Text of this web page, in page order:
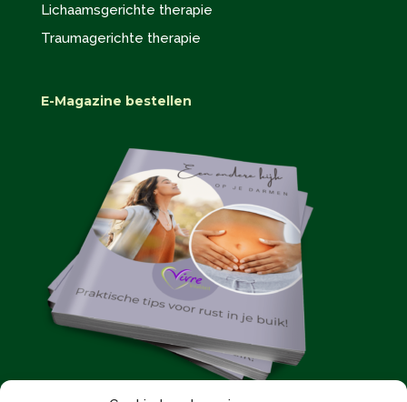
Lichaamsgerichte therapie
Traumagerichte therapie
E-Magazine bestellen